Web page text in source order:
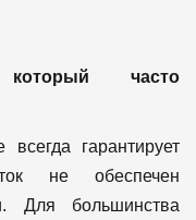
часто
гарантирует
не обеспечен
Для большинства